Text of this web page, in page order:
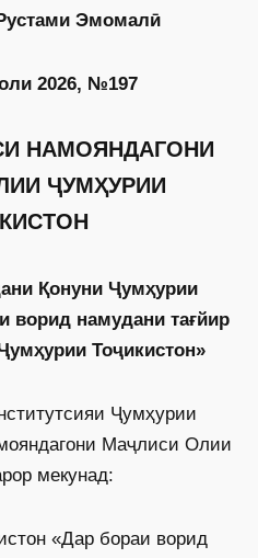
Эмомалӣ
2026, №197
НАМОЯНДАГОНИ
ҶУМҲУРИИ
Қонуни Ҷумҳурии
ворид намудани тағйир
Тоҷикистон»
Ҷумҳурии
Маҷлиси Олии
мекунад:
«Дар бораи ворид